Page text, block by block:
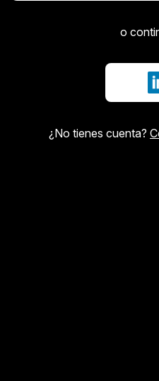
o
¿No tienes cuenta?